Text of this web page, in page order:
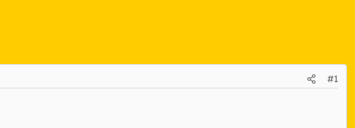
#1